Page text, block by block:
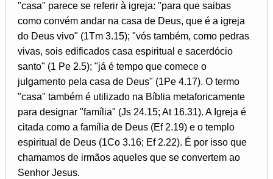
"casa" parece se referir à igreja: "para que saibas
como convém andar na casa de Deus, que é a igreja
do Deus vivo" (1Tm 3.15); "vós também, como pedras
vivas, sois edificados casa espiritual e sacerdócio
santo" (1 Pe 2.5); "já é tempo que comece o
julgamento pela casa de Deus" (1Pe 4.17). O termo
"casa" também é utilizado na Bíblia metaforicamente
para designar "família" (Js 24.15; At 16.31). A Igreja é
citada como a família de Deus (Ef 2.19) e o templo
espiritual de Deus (1Co 3.16; Ef 2.22). É por isso que
chamamos de irmãos aqueles que se convertem ao
Senhor Jesus.